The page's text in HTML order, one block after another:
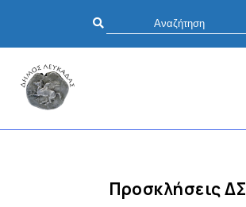
Προσκλήσεις ΔΣ